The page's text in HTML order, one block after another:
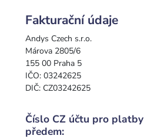
Fakturační údaje
Andys Czech s.r.o.
Márova 2805/6
155 00 Praha 5
IČO: 03242625
DIČ: CZ03242625
Číslo CZ účtu pro platby
předem: